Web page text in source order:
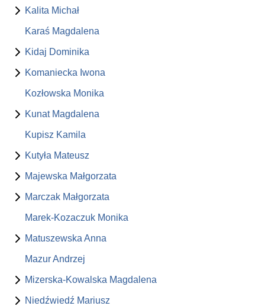
Kalita Michał
Karaś Magdalena
Kidaj Dominika
Komaniecka Iwona
Kozłowska Monika
Kunat Magdalena
Kupisz Kamila
Kutyła Mateusz
Majewska Małgorzata
Marczak Małgorzata
Marek-Kozaczuk Monika
Matuszewska Anna
Mazur Andrzej
Mizerska-Kowalska Magdalena
Niedźwiedź Mariusz